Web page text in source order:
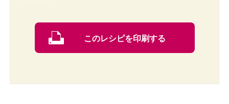
このレシピを印刷する